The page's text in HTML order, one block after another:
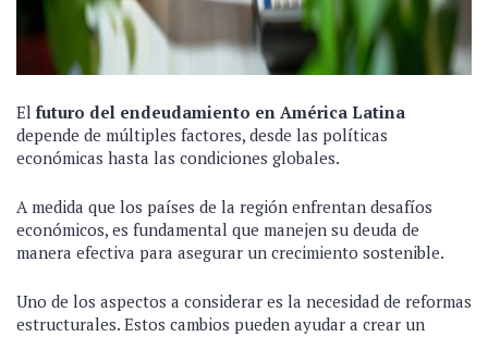
El futuro del endeudamiento en América Latina
depende de múltiples factores, desde las políticas
económicas hasta las condiciones globales.
A medida que los países de la región enfrentan desafíos
económicos, es fundamental que manejen su deuda de
manera efectiva para asegurar un crecimiento sostenible.
Uno de los aspectos a considerar es la necesidad de reformas
estructurales. Estos cambios pueden ayudar a crear un